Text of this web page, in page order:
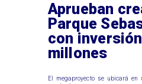
Aprueban
Parque
con
millones
El megaproyecto se ubicará